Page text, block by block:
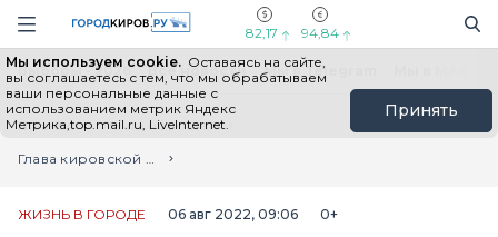
Навигация сайта
82,17 94,84
Мы используем cookie. Оставаясь на сайте,
вы соглашаетесь с тем, что мы обрабатываем
ваши персональные данные с
использованием метрик Яндекс
Метрика,top.mail.ru, LiveInternet.
Принять
Выборы - 2026 Все новости Мы в Telegram
Главная
Лента новостей
Глава кировской мэрии Дмитрий Осипов подал в отставку
ЖИЗНЬ В ГОРОДЕ 06 авг 2022, 09:06 0+